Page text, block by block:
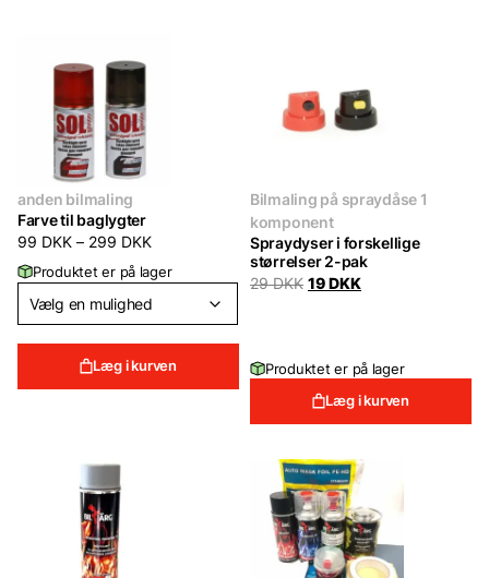
anden bilmaling
Farve til baglygter
99 DKK – 299 DKK
Produktet er på lager
Læg i kurven
Bilmaling på spraydåse 1
komponent
Spraydyser i forskellige
størrelser 2-pak
29DKK Original
19DKKCurrent
Produktet er på lager
Læg i kurven